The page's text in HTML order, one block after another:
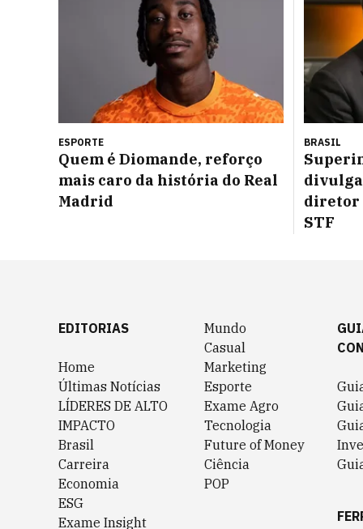
ESPORTE
Quem é Diomande, reforço
mais caro da história do Real
Madrid
BRASIL
diretor
STF
EDITORIAS
Home
Últimas Notícias
LÍDERES DE ALTO
IMPACTO
Brasil
Carreira
Economia
ESG
Exame Insight
Mundo
Casual
Marketing
Esporte
Exame Agro
Tecnologia
Future of Money
Ciência
POP